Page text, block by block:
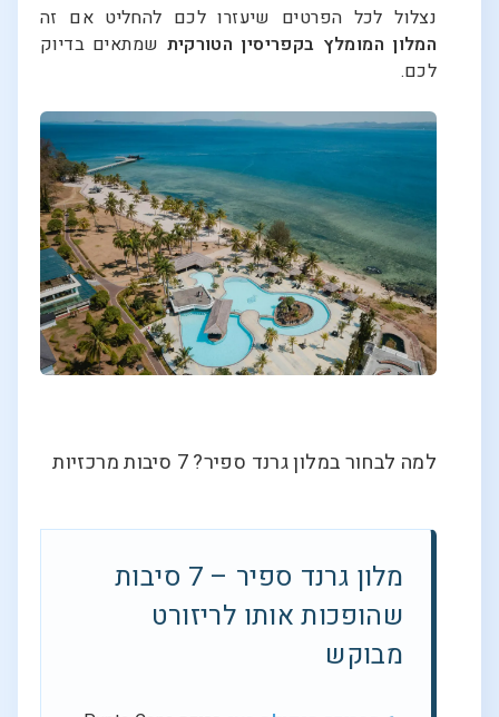
נצלול לכל הפרטים שיעזרו לכם להחליט אם זה
המלון המומלץ בקפריסין הטורקית שמתאים בדיוק
לכם.
למה לבחור במלון גרנד ספיר? 7 סיבות מרכזיות
מלון גרנד ספיר – 7 סיבות
שהופכות אותו לריזורט
מבוקש